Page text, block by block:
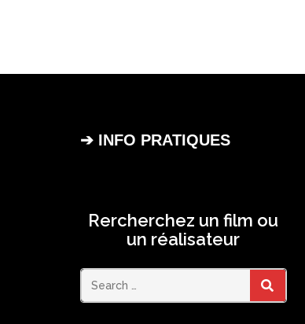
➔ INFO PRATIQUES
Rercherchez un film ou
un réalisateur
Search SEARCH